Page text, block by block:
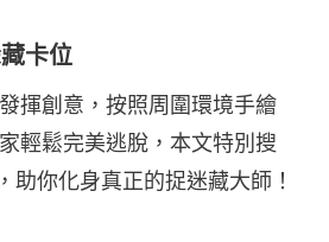
卡位
揮創意，按照周圍環境手繪
輕鬆完美逃脫，本文特別搜
你化身真正的捉迷藏大師！